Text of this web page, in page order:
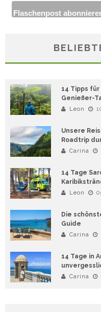
14 Tipps
Genießer-
Leon
Unsere
Roadtrip
Carina
14 Tage
Leon
Die
Guide
Carina
14 Tage in
Carina